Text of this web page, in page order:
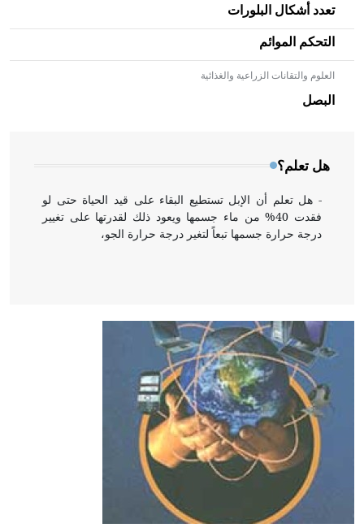
تعدد أشكال البلورات
التحكم الموائم
العلوم والتقانات الزراعية والغذائية
البصل
هل تعلم؟
- هل تعلم أن الأبلق نوع من الفنون الهندسية التي ارتبطت
بالعمارة الإسلامية في بلاد الشام ومصر خاصة، حيث يحرص
المعمار على بناء مداميكه وخاصة في الواجهات
- هل تعلم أن الإبل تستطيع البقاء على قيد الحياة حتى لو
فقدت 40% من ماء جسمها ويعود ذلك لقدرتها على تغيير
درجة حرارة جسمها تبعاً لتغير درجة حرارة الجو،
- هل تعلم أن أبقراط كتب في الطب أربعة مؤلفات هي:
الحكم، الأدلة، تنظيم التغذية، ورسالته في جروح الرأس.
ويعود له الفضل بأنه حرر الطب من الدين والفلسفة.
- هل تعلم أن المرجان إفراز حيواني يتكون في البحر ويتركب
من مادة كربونات الكلسيوم، وهو أحمر أو شديد الحمرة وهو
أجود أنواعه، ويمتاز بكبر الحجم ويسمى الش